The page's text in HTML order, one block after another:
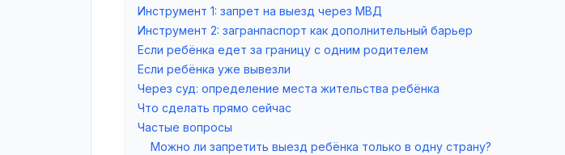
Инструмент 1: запрет на выезд через МВД
Инструмент 2: загранпаспорт как дополнительный барьер
Если ребёнка едет за границу с одним родителем
Если ребёнка уже вывезли
Через суд: определение места жительства ребёнка
Что сделать прямо сейчас
Частые вопросы
Можно ли запретить выезд ребёнка только в одну страну?